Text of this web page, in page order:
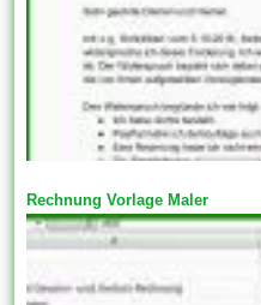
Rechnung Vorlage Maler